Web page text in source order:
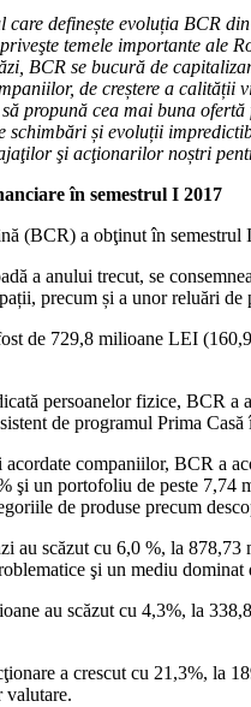
care definește evoluția BCR
temele importante ale
BCR se bucură de
de creștere a calității
propună cea mai buna
schimbări și evoluții
şi acţionarilor noștri
în semestrul I 2017
(BCR) a obţinut în
a anului trecut, se
precum și a unor reluări
de 729,8 milioane LEI
persoanelor fizice, BCR a
de programul Prima
acordate companiilor, BCR a
şi un portofoliu de peste
de produse precum
au scăzut cu 6,0 %, la
şi un mediu dominat
au scăzut cu 4,3%, la
a crescut cu 21,3%, la
valutare.